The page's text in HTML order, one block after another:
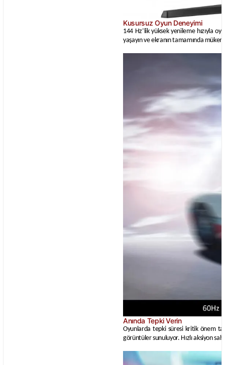
Kusursuz Oyun Deneyimi
144 Hz’lik yüksek yenileme hızıyla
yaşayın ve ekranın tamamında
Anında Tepki Verin
Oyunlarda tepki süresi kritik önem
görüntüler sunuluyor. Hızlı aksiyon